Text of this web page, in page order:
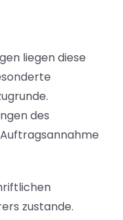
liegen diese
des
zustande.